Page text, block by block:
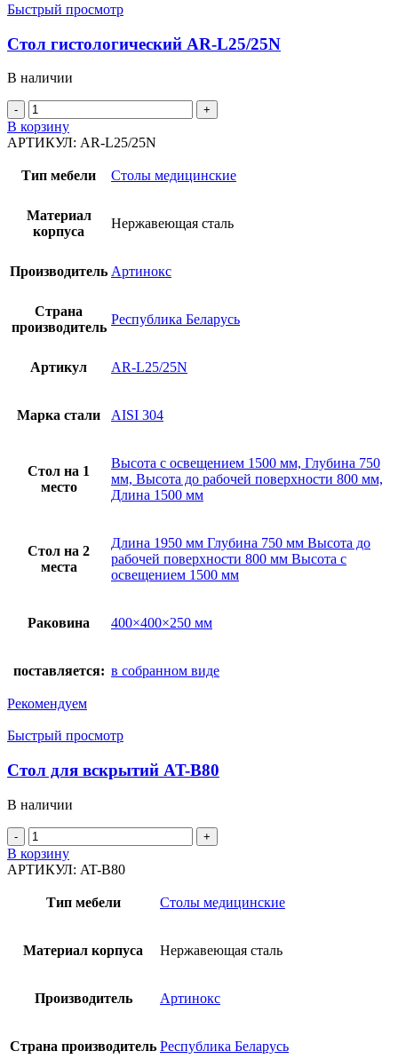
Быстрый просмотр
Стол гистологический AR-L25/25N
В наличии
Количество
товара
Стол
AR-
В корзину
АРТИКУЛ: AR-L25/25N
Тип мебели Столы медицинские
Материал
корпуса
Нержавеющая сталь
Производитель Артинокс
Страна
производитель
Республика Беларусь
Артикул AR-L25/25N
Марка стали AISI 304
Стол на 1
место
Высота с освещением 1500 мм, Глубина 750
мм, Высота до рабочей поверхности 800 мм,
Длина 1500 мм
Стол на 2
места
Длина 1950 мм Глубина 750 мм Высота до
рабочей поверхности 800 мм Высота с
освещением 1500 мм
Раковина 400×400×250 мм
поставляется: в собранном виде
Рекомендуем
Быстрый просмотр
Стол для вскрытий AT-B80
В наличии
Количество
товара
Стол
вскрытий
В корзину
АРТИКУЛ: AT-B80
Тип мебели Столы медицинские
Материал корпуса Нержавеющая сталь
Производитель Артинокс
Страна производитель Республика Беларусь